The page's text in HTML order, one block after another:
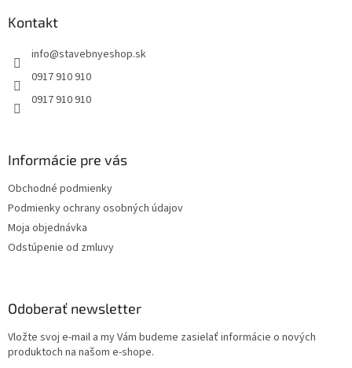
Kontakt
info@stavebnyeshop.sk
0917 910 910
0917 910 910
Informácie pre vás
Obchodné podmienky
Podmienky ochrany osobných údajov
Moja objednávka
Odstúpenie od zmluvy
Odoberať newsletter
Vložte svoj e-mail a my Vám budeme zasielať informácie o nových
produktoch na našom e-shope.